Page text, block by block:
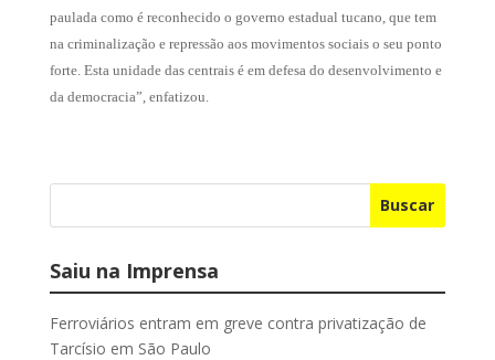
paulada como é reconhecido o governo estadual tucano, que tem
na criminalização e repressão aos movimentos sociais o seu ponto
forte. Esta unidade das centrais é em defesa do desenvolvimento e
da democracia”, enfatizou.
Buscar
Saiu na Imprensa
Ferroviários entram em greve contra privatização de
Tarcísio em São Paulo